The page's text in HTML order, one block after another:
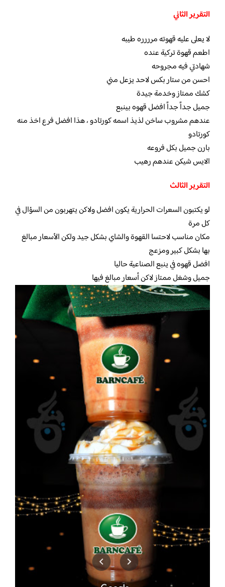
التقرير الثاني
لا يعلى عليه قهوته مرررره طيبه
اطعم قهوة تركية عنده
شهادتي فيه مجروحه
احسن من ستار بكس لاحد يزعل مني
كشك ممتاز وخدمة جيدة
جميل جداً جداً افضل قهوه بينبع
عندهم مشروب ساخن لذيذ اسمه كورتادو ، هذا افضل فرع اخذ منه
كورتادو
بارن جميل بكل فروعه
الايس شيكن عندهم رهيب
التقرير الثالث
لو يكتبون السعرات الحرارية يكون افضل ولاكن يتهربون من السؤال في
كل مرة
مكان مناسب لاحتسا القهوة والشاي بشكل جيد ولكن الأسعار مبالغ
بها بشكل كبير ومزعج
افضل قهوه في ينبع الصناعية حاليا
جميل وشغل ممتاز لاكن أسعار مبالغ فيها